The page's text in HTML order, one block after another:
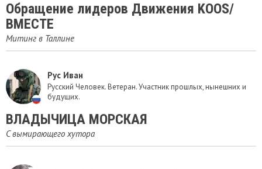
Обращение лидеров Движения KOOS/
ВМЕСТЕ
Митинг в Таллине
Рус Иван
Русский Человек. Ветеран. Участник прошлых, нынешних и
будущих.
ВЛАДЫЧИЦА МОРСКАЯ
C вымирающего хутора